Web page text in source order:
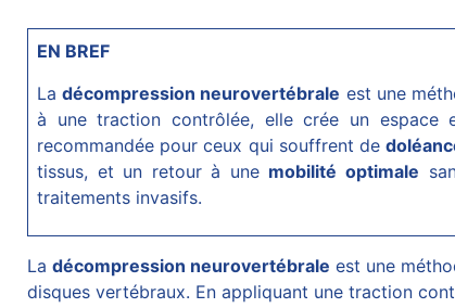
EN BREF
Ladécompression neurovertébrale est une
à une traction contrôlée, elle crée un espace
recommandée pour ceux qui souffrent de
tissus, et un retour à une mobilité optimale
traitements invasifs.
Ladécompression neurovertébrale est une
disques vertébraux. En appliquant une traction